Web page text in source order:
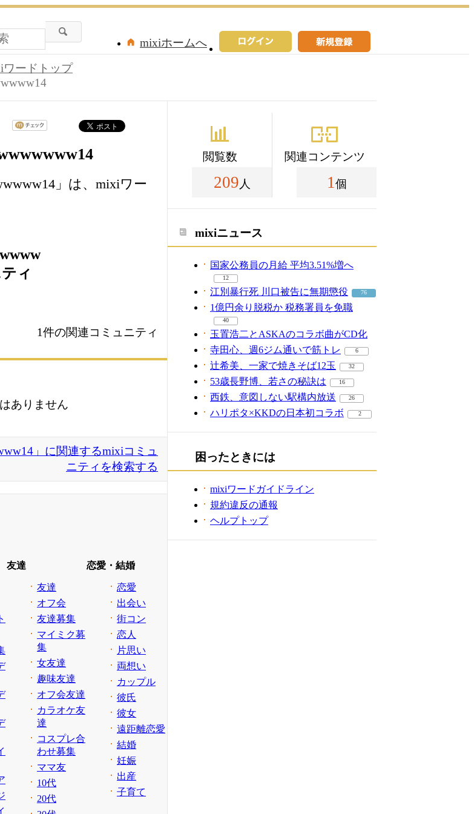
mixiホームへ
ワードトップ
」は、mixiワー
ィ
1件の関連コミュニティ
ありません
」に関連するmixiコミュ
ニティを検索する
友達
友達
オフ会
友達募集
マイミク募
集
女友達
趣味友達
オフ会友達
カラオケ友
達
コスプレ合
わせ募集
ママ友
10代
20代
恋愛・結婚
恋愛
出会い
街コン
恋人
片思い
両想い
カップル
彼氏
彼女
遠距離恋愛
結婚
妊娠
出産
子育て
閲覧数
209 人
関連コンテンツ
1 個
mixiニュース
国家公務員の月給 平均3.51%増へ
12
江別暴行死 川口被告に無期懲役 76
1億円余り脱税か 税務署員を免職
40
玉置浩二とASKAのコラボ曲がCD化
寺田心、週6ジム通いで筋トレ
6
辻希美、一家で焼きそば12玉 32
53歳長野博、若さの秘訣は 16
西鉄、意図しない駅構内放送 26
ハリポタ×KKDの日本初コラボ 2
困ったときには
mixiワードガイドライン
規約違反の通報
ヘルプトップ